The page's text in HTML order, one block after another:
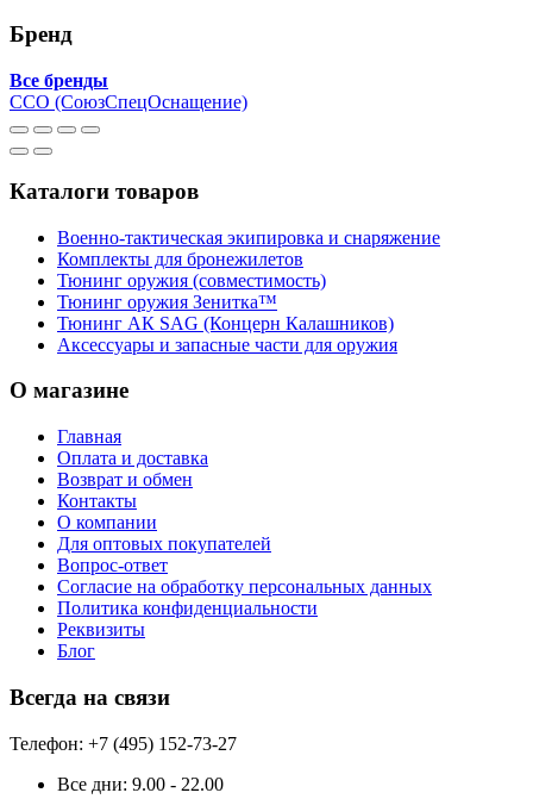
Бренд
Все бренды
ССО (СоюзСпецОснащение)
Каталоги товаров
Военно-тактическая экипировка и снаряжение
Комплекты для бронежилетов
Тюнинг оружия (совместимость)
Тюнинг оружия Зенитка™
Тюнинг АК SAG (Концерн Калашников)
Аксессуары и запасные части для оружия
О магазине
Главная
Оплата и доставка
Возврат и обмен
Контакты
О компании
Для оптовых покупателей
Вопрос-ответ
Согласие на обработку персональных данных
Политика конфиденциальности
Реквизиты
Блог
Всегда на связи
Телефон: +7 (495) 152-73-27
Все дни: 9.00 - 22.00